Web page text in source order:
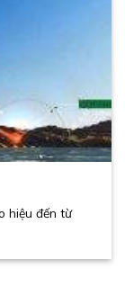
hiệu đến từ